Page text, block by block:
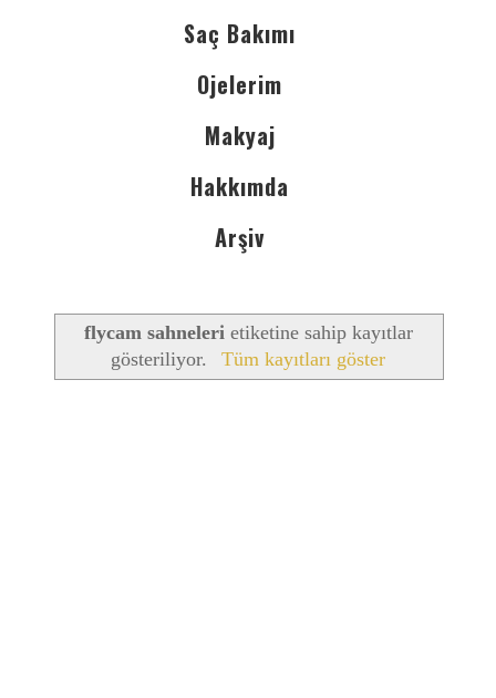
Saç Bakımı
Ojelerim
Makyaj
Hakkımda
Arşiv
flycam sahneleri etiketine sahip kayıtlar
gösteriliyor.
Tüm kayıtları göster